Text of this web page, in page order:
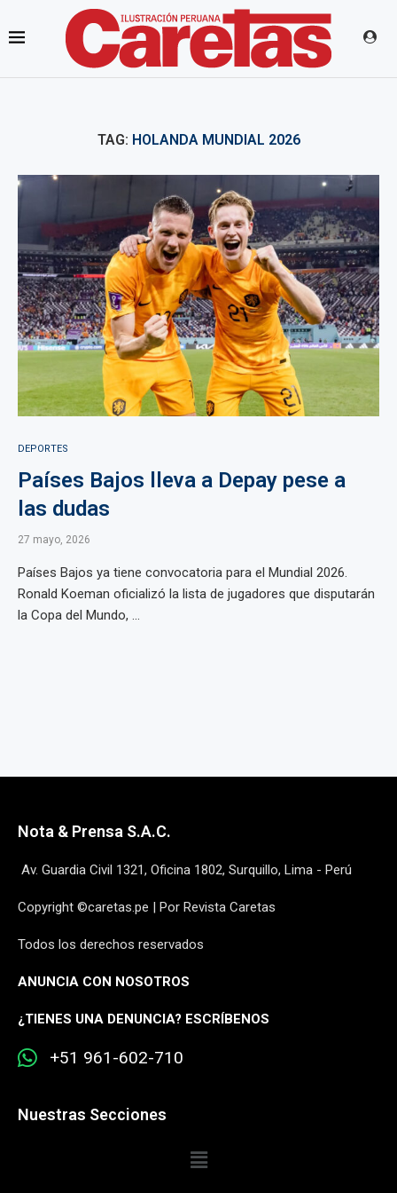
TAG: HOLANDA MUNDIAL 2026
DEPORTES
Países Bajos lleva a Depay pese a
las dudas
27 mayo, 2026
Países Bajos ya tiene convocatoria para el Mundial 2026.
Ronald Koeman oficializó la lista de jugadores que disputarán
la Copa del Mundo, ...
Nota & Prensa S.A.C.
Av. Guardia Civil 1321, Oficina 1802, Surquillo, Lima - Perú
Copyright ©caretas.pe | Por Revista Caretas
Todos los derechos reservados
ANUNCIA CON NOSOTROS
¿TIENES UNA DENUNCIA? ESCRÍBENOS
+51 961-602-710
Nuestras Secciones